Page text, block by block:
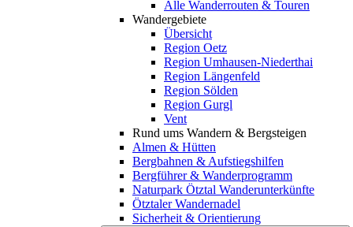
Alle Wanderrouten & Touren
Wandergebiete
Übersicht
Region Oetz
Region Umhausen-Niederthai
Region Längenfeld
Region Sölden
Region Gurgl
Vent
Rund ums Wandern & Bergsteigen
Almen & Hütten
Bergbahnen & Aufstiegshilfen
Bergführer & Wanderprogramm
Naturpark Ötztal Wanderunterkünfte
Ötztaler Wandernadel
Sicherheit & Orientierung